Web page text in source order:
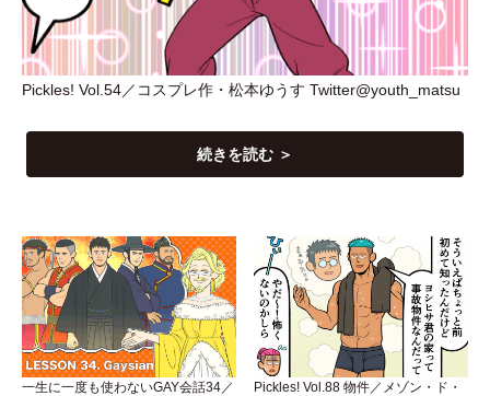
Pickles! Vol.54／コスプレ作 ・ 松本ゆうす Twitter@youth_matsu
続きを読む ＞
一生に一度も使わないGAY会話34／
Pickles! Vol.88 物件／メゾン・ド・